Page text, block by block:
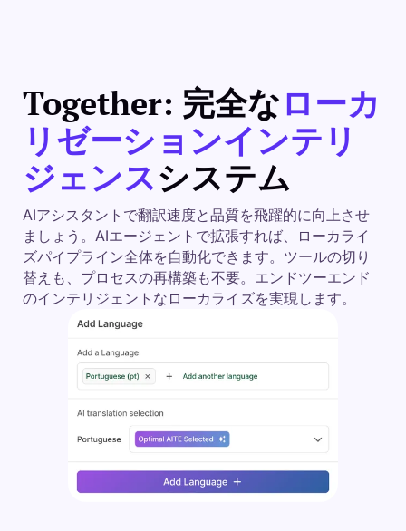
Together: 完全なローカ
リゼーションインテリ
ジェンスシステム
AIアシスタントで翻訳速度と品質を飛躍的に向上させ
ましょう。AIエージェントで拡張すれば、ローカライ
ズパイプライン全体を自動化できます。ツールの切り
替えも、プロセスの再構築も不要。エンドツーエンド
のインテリジェントなローカライズを実現します。